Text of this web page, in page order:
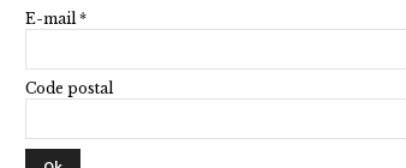
E-mail *
Code postal